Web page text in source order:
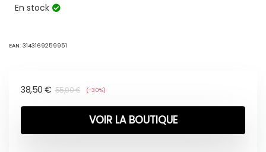
En stock
EAN: 3143169259951
55,00€
38,50 € (-30%)
VOIR LA BOUTIQUE